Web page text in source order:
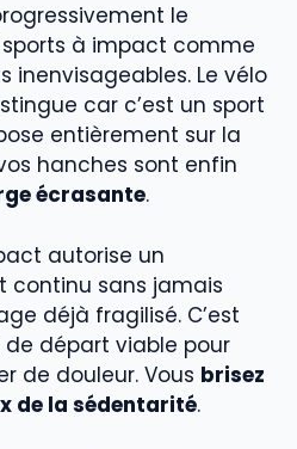
le
à impact comme
inenvisageables. Le vélo
car c’est un sport
entièrement sur la
hanches sont enfin
écrasante.
autorise un
continu sans jamais
déjà fragilisé. C’est
départ viable pour
de douleur. Vous brisez
de la sédentarité.